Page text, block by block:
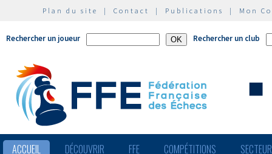
Plan du site | Contact | Publications | Mon
Rechercher un joueur Rechercher un club
ACCUEIL DÉCOUVRIR FFE COMPÉTITIONS